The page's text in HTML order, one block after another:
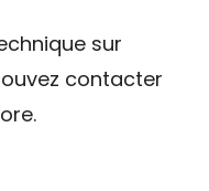
sur
contacter